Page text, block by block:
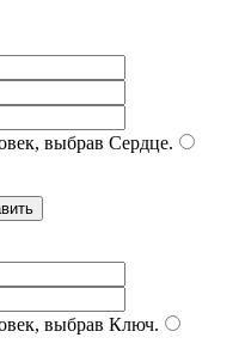
выбрав Сердце.
выбрав Ключ.